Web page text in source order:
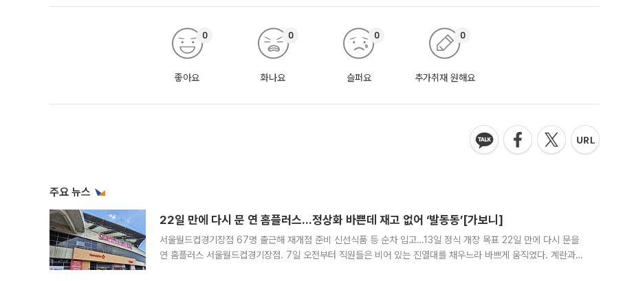
좋아요
0
화나요
0
슬퍼요
0
추가취재 원해요
0
주요 뉴스
22일 만에 다시 문 연 홈플러스…정상화 바쁜데 재고 없어 ‘발동동’[가보니]
서울월드컵경기장점 67명 출근해 재개점 준비 신선식품 등 순차 입고…13일 정식 개장 목표 22일 만에 다시 문을
연 홈플러스 서울월드컵경기장점. 7일 오전부터 직원들은 비어 있는 진열대를 채우느라 바쁘게 움직였다. 계란과